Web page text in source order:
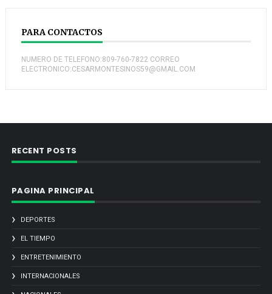
PARA CONTACTOS
NUMERO DE TELEFONO:809-760-7822 CORREO
ELECTRONICO:CESARMONTESINOS59@GMAIL.COM
RECENT POSTS
PAGINA PRINCIPAL
DEPORTES
EL TIEMPO
ENTRETENIMIENTO
INTERNACIONALES